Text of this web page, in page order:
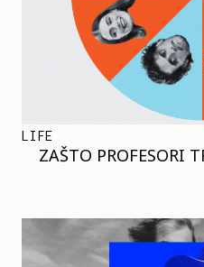
LIFE
ZAŠTO PROFESORI